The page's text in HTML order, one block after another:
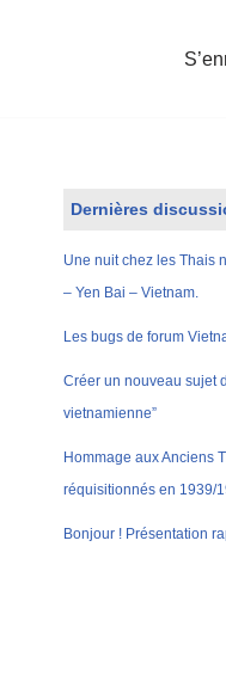
Dernières
Une nuit chez les Thais
– Yen Bai – Vietnam.
Les bugs de forum
Créer un nouveau sujet
vietnamienne”
Hommage aux Anciens
réquisitionnés en 1939/
Bonjour ! Présentation